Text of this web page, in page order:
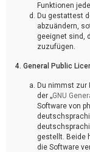
Funktionen
Du gestattest
abzuändern,
geeignet sind,
zuzufügen.
4. General Public
Du nimmst zur
der „GNU
Software von
gestellt. Beide
die Software